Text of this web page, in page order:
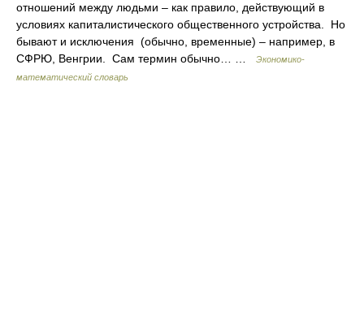
отношений между людьми – как правило, действующий в
условиях капиталистического общественного устройства. Но
бывают и исключения (обычно, временные) – например, в
СФРЮ, Венгрии. Сам термин обычно… …
Экономико-
математический словарь